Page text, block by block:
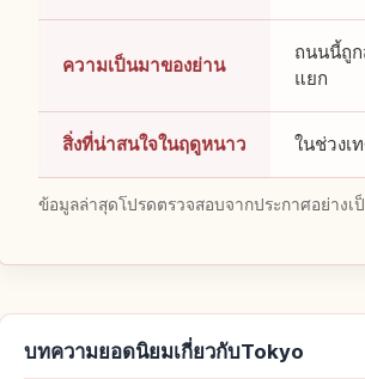
ความเป็นมาของย่าน
ถนนนี้ถูก
แยก
สิ่งที่น่าสนใจในฤดูหนาว ในช่วงเ
ข้อมูลล่าสุดโปรดตรวจสอบจากประกาศอย่าง
บทความยอดนิยมเกี่ยวกับTokyo